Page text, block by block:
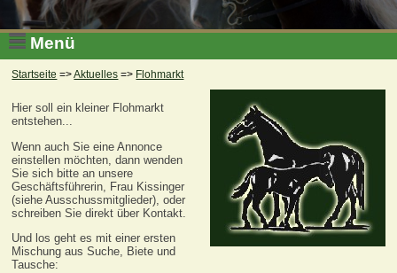
Menü
Startseite =>Aktuelles => Flohmarkt
Hier soll ein kleiner Flohmarkt
entstehen...
Wenn auch Sie eine Annonce
einstellen möchten, dann wenden
Sie sich bitte an unsere
Geschäftsführerin, Frau Kissinger
(siehe Ausschussmitglieder), oder
schreiben Sie direkt über Kontakt.
Und los geht es mit einer ersten
Mischung aus Suche, Biete und
Tausche: